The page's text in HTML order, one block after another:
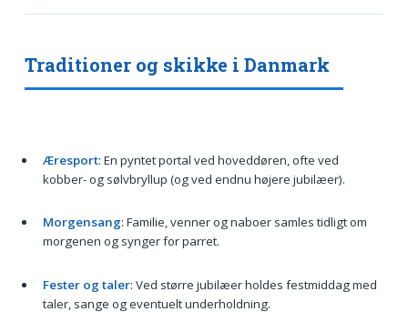
Traditioner og skikke i Danmark
Æresport: En pyntet portal ved hoveddøren, ofte ved
kobber- og sølvbryllup (og ved endnu højere jubilæer).
Morgensang: Familie, venner og naboer samles tidligt om
morgenen og synger for parret.
Fester og taler: Ved større jubilæer holdes festmiddag med
taler, sange og eventuelt underholdning.